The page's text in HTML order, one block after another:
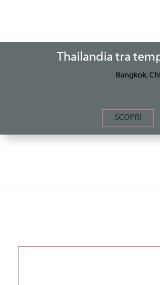
Thailandia tra
Bangkok,
SCOPRI